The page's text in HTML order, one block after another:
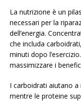
La nutrizione è un
necessari per la
dell’energia.
che includa
minuti dopo
massimizzare i
I carboidrati aiutano a
mentre le proteine